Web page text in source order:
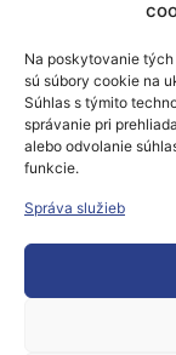
Na poskytovanie
sú súbory cookie na
Súhlas s týmito
správanie pri
alebo odvolanie
funkcie.
Správa služieb
prihlásiť.